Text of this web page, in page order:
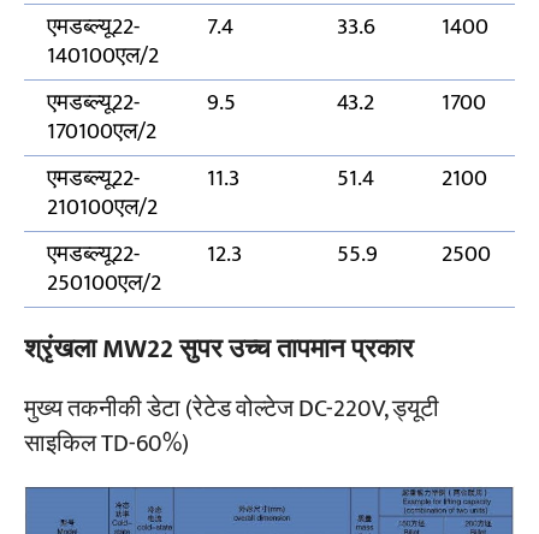
एमडब्ल्यू22-
140100एल/2
7.4 33.6 1400
एमडब्ल्यू22-
170100एल/2
9.5 43.2 1700
एमडब्ल्यू22-
210100एल/2
11.3 51.4 2100
एमडब्ल्यू22-
250100एल/2
12.3 55.9 2500
श्रृंखला MW22 सुपर उच्च तापमान प्रकार
मुख्य तकनीकी डेटा (रेटेड वोल्टेज DC-220V, ड्यूटी
साइकिल TD-60%)